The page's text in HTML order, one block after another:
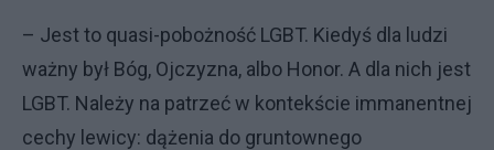
– Jest to quasi-pobożność LGBT. Kiedyś dla ludzi
ważny był Bóg, Ojczyzna, albo Honor. A dla nich jest
LGBT. Należy na patrzeć w kontekście immanentnej
cechy lewicy: dążenia do gruntownego